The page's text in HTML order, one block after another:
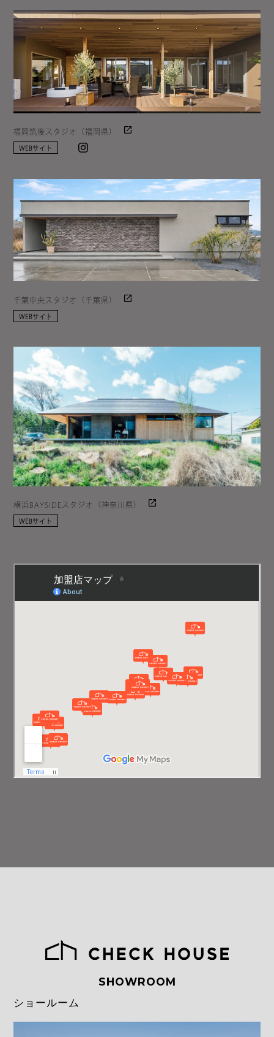
福岡筑後スタジオ（福岡県）
WEBサイト
千葉中央スタジオ（千葉県）
WEBサイト
横浜BAYSIDEスタジオ（神奈川県）
WEBサイト
SHOWROOM
ショールーム